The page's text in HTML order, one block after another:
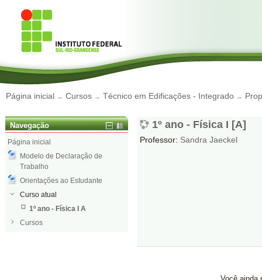
Página inicial → Cursos → Técnico em Edificações - Integrado →
1º ano - Física I [A]
Professor: Sandra Jaeckel
Navegação
Página inicial
Modelo de Declaração de
Trabalho
Orientações ao Estudante
Curso atual
1º ano - Física I A
Cursos